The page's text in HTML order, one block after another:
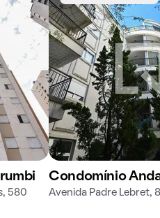
580
Condomínio
Avenida Padre Lebret,